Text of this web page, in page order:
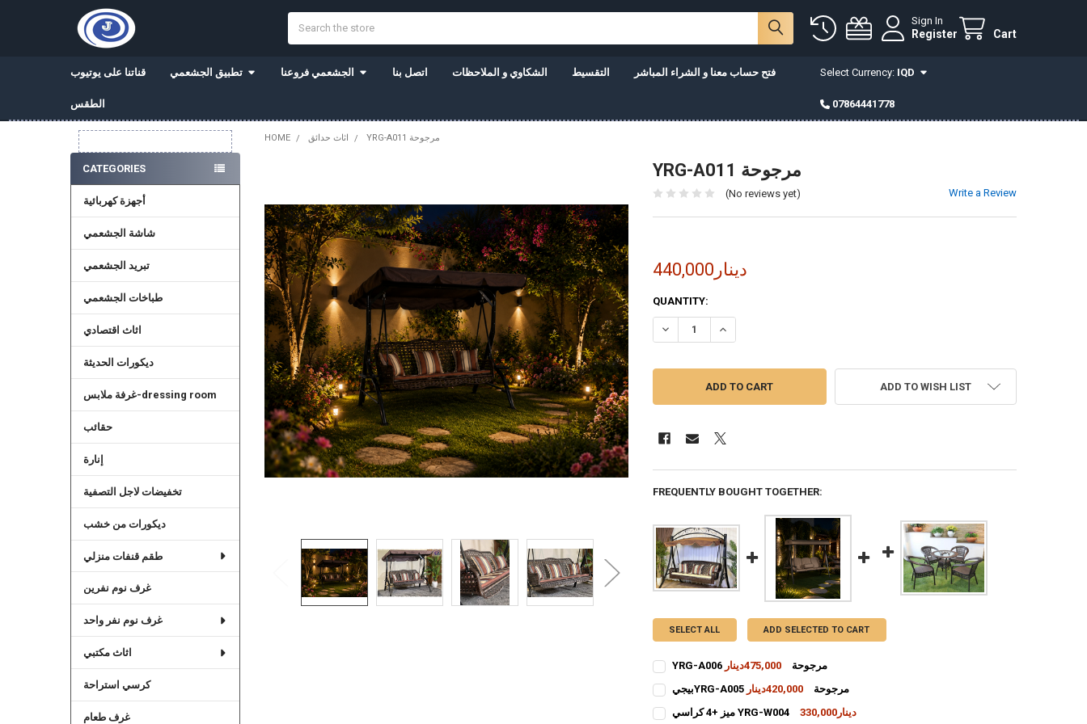
Sign In
Register Cart
قناتنا على يوتيوب تطبيق الجشعمي الجشعمي فروعنا اتصل بنا الشكاوي و الملاحظات التقسيط فتح حساب معنا و الشراء المباشر
الطقس
Select Currency: IQD
07864441778
Sidebar
CATEGORIES
أجهزة كهربائية
شاشة الجشعمي
تبريد الجشعمي
طباخات الجشعمي
اثاث اقتصادي
ديكورات الحديثة
غرفة ملابس-dressing room
حقائب
إنارة
تخفيضات لاجل التصفية
ديكورات من خشب
طقم قنفات منزلي
غرف نوم نفرين
غرف نوم نفر واحد
اثاث مكتبي
كرسي استراحة
غرف طعام
HOME اثاث حدائق YRG-A011 مرجوحة
YRG-A011 مرجوحة
(No reviews yet) Write a Review
440,000دينار
CURRENT
STOCK:
QUANTITY:
ADD TO WISH LIST
FREQUENTLY BOUGHT TOGETHER:
SELECT ALL ADD SELECTED TO CART
YRG-A006 مرجوحة
475,000دينار
STOCK:
بيجيYRG-A005 مرجوحة
420,000دينار
STOCK:
ميز +4 كراسي YRG-W004
330,000دينار